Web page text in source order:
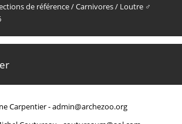
de référence/Carnivores/ Loutre ♂
Carpentier -admin@archezoo.org